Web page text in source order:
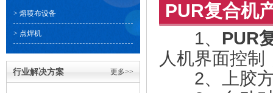
> 熔喷布设备
> 点焊机
更多>>
行业解决方案
PUR复合机
1、 PUR
人机界面控
2、上胶方